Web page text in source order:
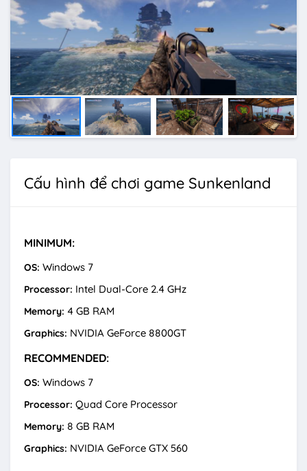
Cấu hình để chơi game Sunkenland
MINIMUM:
OS: Windows 7
Processor: Intel Dual-Core 2.4 GHz
Memory: 4 GB RAM
Graphics: NVIDIA GeForce 8800GT
RECOMMENDED:
OS: Windows 7
Processor: Quad Core Processor
Memory: 8 GB RAM
Graphics: NVIDIA GeForce GTX 560